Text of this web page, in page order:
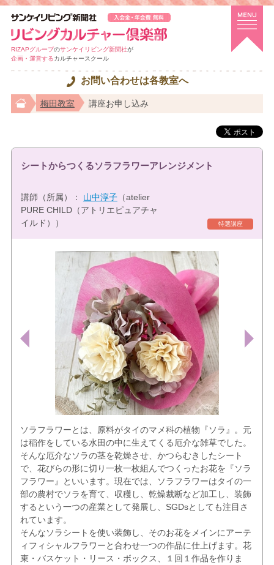
RIZAPグループのサンケイリビング新聞社が
企画・運営するカルチャースクール
お問い合わせは各教室へ
梅田教室 講座お申し込み
特選講座
シートからつくるソラフラワーアレンジメント
講師（所属）： 山中淳子（atelier
PURE CHILD（アトリエピュアチャ
イルド））
ソラフラワーとは、原料がタイのマメ科の植物『ソラ』。元
は稲作をしている水田の中に生えてくる厄介な雑草でした。
そんな厄介なソラの茎を乾燥させ、かつらむきしたシート
で、花びらの形に切り一枚一枚組んでつくったお花を『ソラ
フラワー』といいます。現在では、ソラフラワーはタイの一
部の農村でソラを育て、収穫し、乾燥裁断など加工し、装飾
するという一つの産業として発展し、SGDsとしても注目さ
れています。
そんなソラシートを使い装飾し、そのお花をメインにアーテ
ィフィシャルフラワーと合わせ一つの作品に仕上げます。花
束・バスケット・リース・ボックス、１回１作品を作りま